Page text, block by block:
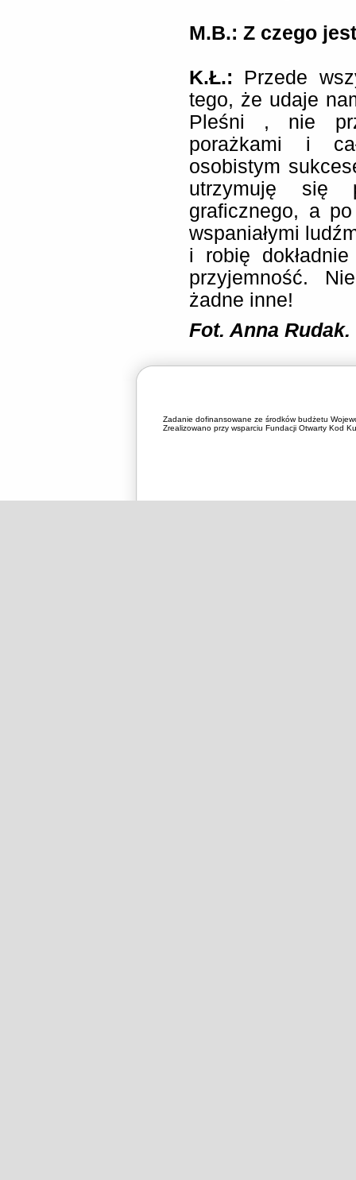
M.B.: Z czego
K.Ł.: Przede
tego, że udaje
Pleśni , nie
porażkami i
osobistym
utrzymuję się
graficznego, a
wspaniałymi
i robię
przyjemność.
żadne inne!
Fot. Anna Rudak.
Zadanie dofinansowane ze środków budżetu
Zrealizowano przy wsparciu Fundacji Otwarty Kod